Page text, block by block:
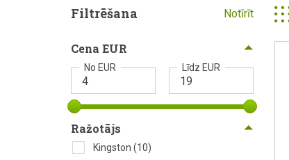
Filtrēšana Notīrīt
Cena EUR
No EUR Līdz EUR
Ražotājs
Kingston (10)